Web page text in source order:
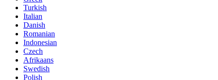
Turkish
Italian
Danish
Romanian
Indonesian
Czech
Afrikaans
Swedish
Polish